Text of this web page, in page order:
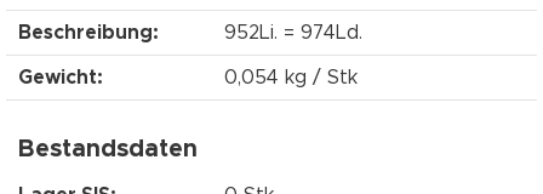
Beschreibung: 952Li. = 974Ld.
Gewicht: 0,054 kg / Stk
Bestandsdaten